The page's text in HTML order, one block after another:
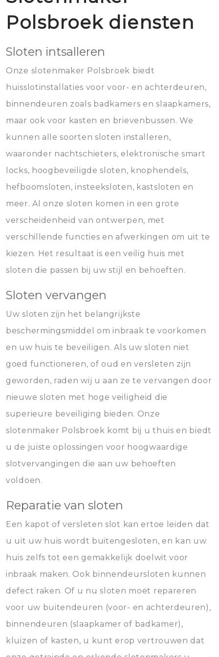
Polsbroek diensten
Sloten intsalleren
Onze slotenmaker Polsbroek biedt
huisslotinstallaties voor voor- en achterdeuren,
binnendeuren zoals badkamers en slaapkamers,
maar ook voor kasten en brievenbussen. We
kunnen alle soorten sloten installeren,
waaronder nachtschieters, elektronische smart
locks, hoogbeveiligde sloten, knophendels,
hefboomsloten, insteeksloten, kastsloten en
meer. Al onze sloten komen in een grote
verscheidenheid van ontwerpen, met
verschillende functies en afwerkingen om uit te
kiezen. Het resultaat is een veilig huis met
sloten die passen bij uw stijl en behoeften.
Sloten vervangen
Uw sloten zijn het belangrijkste
beschermingsmiddel om inbraak te voorkomen
en uw huis te beveiligen. Als uw sloten niet
goed functioneren, of oud en versleten zijn
geworden, raden wij u aan ze te vervangen door
nieuwe sloten met hoge veiligheid die
superieure beveiliging bieden. Onze
slotenmaker Polsbroek komt bij u thuis en biedt
u de juiste oplossingen voor hoogwaardige
slotvervangingen die aan uw behoeften
voldoen.
Reparatie van sloten
Een kapot of versleten slot kan ertoe leiden dat
u uit uw huis wordt buitengesloten, en kan uw
huis zelfs tot een gemakkelijk doelwit voor
inbraak maken. Ook binnendeursloten kunnen
defect raken. Of u nu sloten moet repareren
voor uw buitendeuren (voor- en achterdeuren),
binnendeuren (slaapkamer of badkamer),
kluizen of kasten, u kunt erop vertrouwen dat